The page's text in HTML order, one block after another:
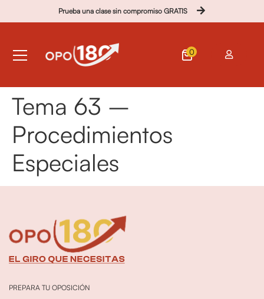
Prueba una clase sin compromiso GRATIS
0
Tema 63 –
Procedimientos
Especiales
PREPARA TU OPOSICIÓN